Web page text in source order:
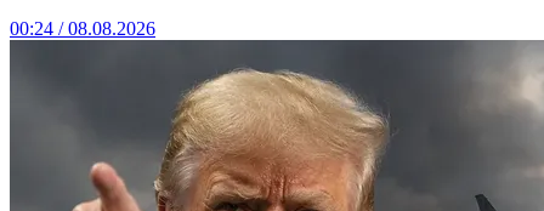
00:24 / 08.08.2026